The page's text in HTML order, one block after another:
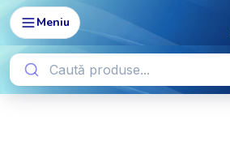
Meniu